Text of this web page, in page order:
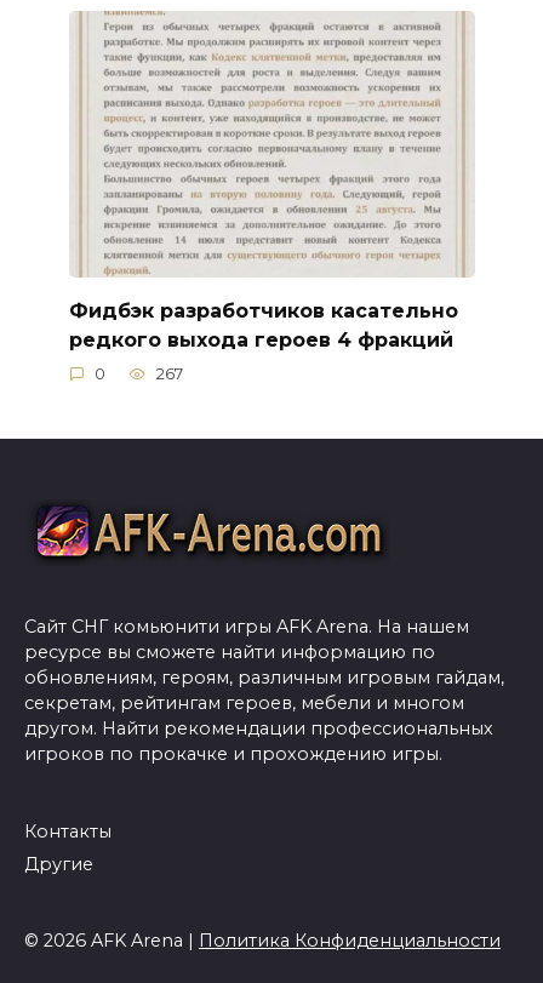
Фидбэк разработчиков касательно
редкого выхода героев 4 фракций
0 267
Сайт СНГ комьюнити игры AFK Arena. На нашем
ресурсе вы сможете найти информацию по
обновлениям, героям, различным игровым гайдам,
секретам, рейтингам героев, мебели и многом
другом. Найти рекомендации профессиональных
игроков по прокачке и прохождению игры.
Контакты
Другие
© 2026 AFK Arena | Политика Конфиденциальности